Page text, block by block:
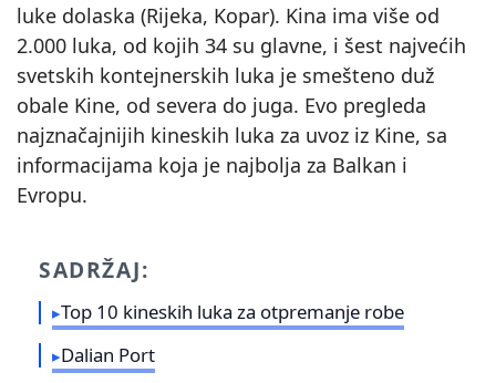
luke dolaska (Rijeka, Kopar). Kina ima više od
2.000 luka, od kojih 34 su glavne, i šest najvećih
svetskih kontejnerskih luka je smešteno duž
obale Kine, od severa do juga. Evo pregleda
najznačajnijih kineskih luka za uvoz iz Kine, sa
informacijama koja je najbolja za Balkan i
Evropu.
SADRŽAJ:
Top 10 kineskih luka za otpremanje robe
Dalian Port